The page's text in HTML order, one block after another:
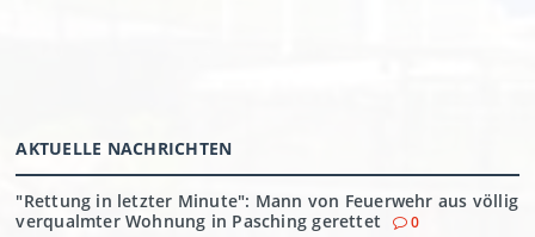
AKTUELLE NACHRICHTEN
"Rettung in letzter Minute": Mann von Feuerwehr aus völlig
verqualmter Wohnung in Pasching gerettet
0